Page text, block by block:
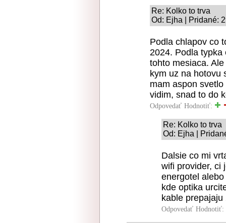
Re: Kolko to trva
Od: Ejha | Pridané:
Podla chlapov co
2024. Podla typka
tohto mesiaca.
kym uz na hotovu
mam aspon
vidim, snad to do
Odpovedať Hodnotiť:
Re: Kolko to trva
Od: Ejha |
Dalsie co mi
wifi provider, ci
energotel
kde optika
kable
Odpovedať Hodnotiť: